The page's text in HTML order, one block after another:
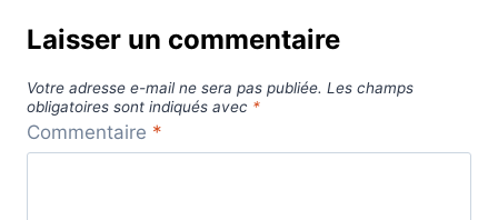
Laisser un commentaire
Votre adresse e-mail ne sera pas publiée. Les champs
obligatoires sont indiqués avec *
Commentaire *